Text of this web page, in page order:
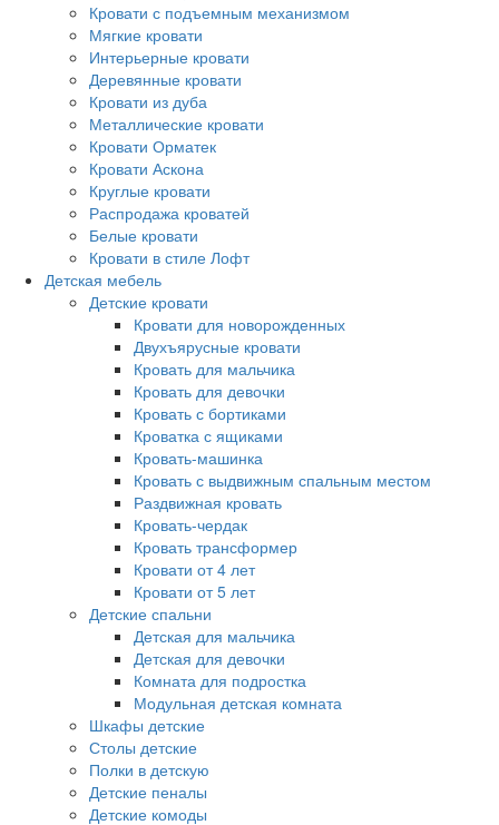
Кровати с подъемным механизмом
Мягкие кровати
Интерьерные кровати
Деревянные кровати
Кровати из дуба
Металлические кровати
Кровати Орматек
Кровати Аскона
Круглые кровати
Распродажа кроватей
Белые кровати
Кровати в стиле Лофт
Детская мебель
Детские кровати
Кровати для новорожденных
Двухъярусные кровати
Кровать для мальчика
Кровать для девочки
Кровать с бортиками
Кроватка с ящиками
Кровать-машинка
Кровать с выдвижным спальным местом
Раздвижная кровать
Кровать-чердак
Кровать трансформер
Кровати от 4 лет
Кровати от 5 лет
Детские спальни
Детская для мальчика
Детская для девочки
Комната для подростка
Модульная детская комната
Шкафы детские
Столы детские
Полки в детскую
Детские пеналы
Детские комоды